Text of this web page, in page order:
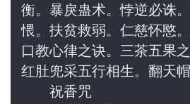
衡。暴戾蛊术。悖逆必诛
愄。扶贫救弱。仁慈怀愍
口教心律之诀。三茶五果
红肚兜采五行相生。翻天帽
祝香咒